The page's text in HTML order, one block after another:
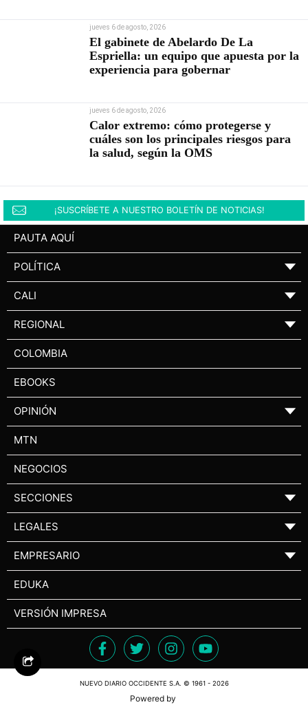
jueves 6 de agosto, 2026
El gabinete de Abelardo De La
Espriella: un equipo que apuesta por la
experiencia para gobernar
jueves 6 de agosto, 2026
Calor extremo: cómo protegerse y
cuáles son los principales riesgos para
la salud, según la OMS
¡SUSCRÍBETE A NUESTRO BOLETÍN DE NOTICIAS!
PAUTA AQUÍ
POLÍTICA ▼
CALI ▼
REGIONAL ▼
COLOMBIA
EBOOKS
OPINIÓN ▼
MTN
NEGOCIOS
SECCIONES ▼
LEGALES ▼
EMPRESARIO ▼
EDUKA
VERSIÓN IMPRESA
NUEVO DIARIO OCCIDENTE S.A. © 1961 - 2026
Powered by